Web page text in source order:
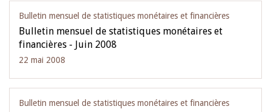
Bulletin mensuel de statistiques monétaires et financières
Bulletin mensuel de statistiques monétaires et
financières - Juin 2008
22 mai 2008
Bulletin mensuel de statistiques monétaires et financières